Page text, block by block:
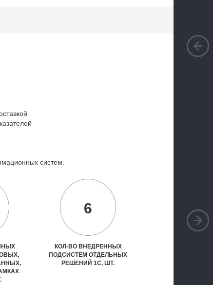
систем.
6
КОЛ-ВО ВНЕДРЕННЫХ
ПОДСИСТЕМ ОТДЕЛЬНЫХ
РЕШЕНИЙ 1С, ШТ.